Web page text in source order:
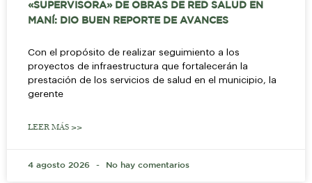
«SUPERVISORA» DE OBRAS DE RED SALUD EN
MANÍ: DIO BUEN REPORTE DE AVANCES
Con el propósito de realizar seguimiento a los
proyectos de infraestructura que fortalecerán la
prestación de los servicios de salud en el municipio, la
gerente
LEER MÁS >>
4 agosto 2026 No hay comentarios